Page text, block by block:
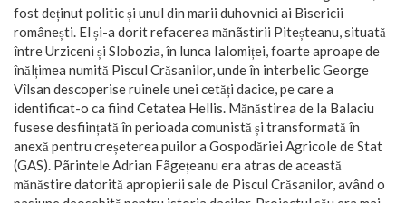
fost deținut politic și unul din marii duhovnici ai Bisericii
românești. El și-a dorit refacerea mănãstirii Piteșteanu, situată
între Urziceni și Slobozia, în lunca Ialomiței, foarte aproape de
înălțimea numită Piscul Crăsanilor, unde în interbelic George
Vîlsan descoperise ruinele unei cetăți dacice, pe care a
identificat-o ca fiind Cetatea Hellis. Mănăstirea de la Balaciu
fusese desființată în perioada comunistă și transformată în
anexă pentru creșeterea puilor a Gospodăriei Agricole de Stat
(GAS). Pãrintele Adrian Fãgețeanu era atras de această
mănăstire datorită apropierii sale de Piscul Crăsanilor, având o